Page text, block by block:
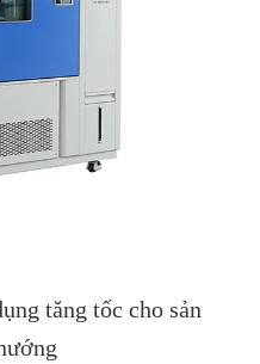
tăng tốc cho sản